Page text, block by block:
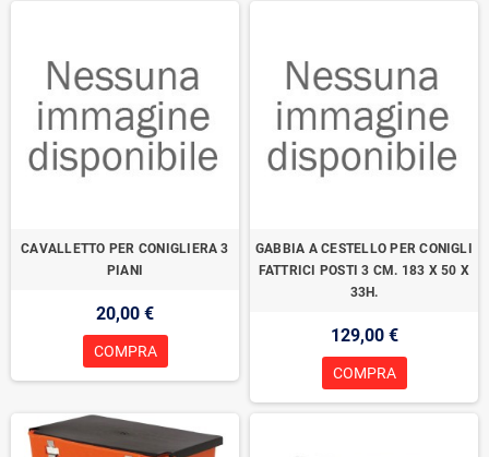
CAVALLETTO PER CONIGLIERA 3
PIANI
20,00 €
COMPRA
GABBIA A CESTELLO PER CONIGLI
FATTRICI POSTI 3 CM. 183 X 50 X
33H.
129,00 €
COMPRA